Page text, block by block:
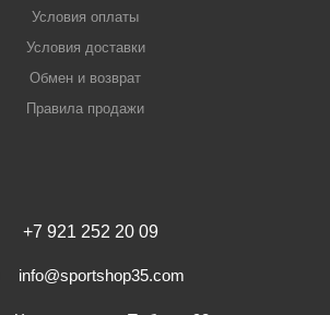
Условия оплаты
Условия доставки
Обмен и возврат
Правила продажи
+7 921 252 20 09
info@sportshop35.com